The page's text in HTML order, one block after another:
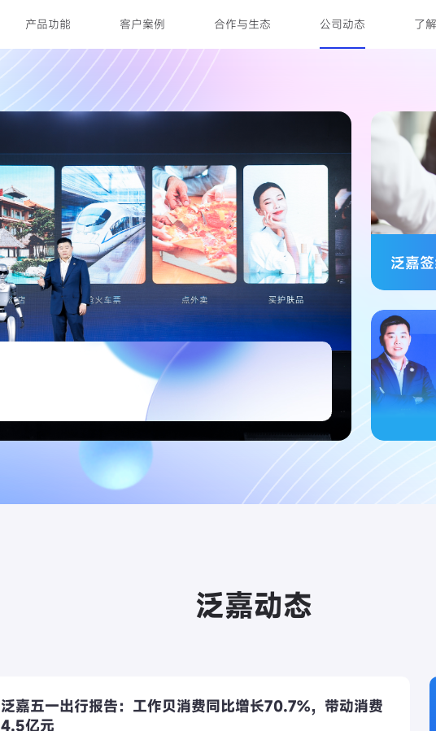
产品功能 客户案例 合作与生态 公司动态 了
泛嘉动态
泛嘉五一出行报告：工作贝消费同比增长70.7%，带动消费
4.5亿元